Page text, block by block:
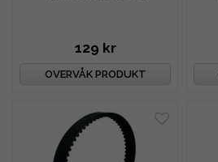
129 kr
OVERVÅK PRODUKT